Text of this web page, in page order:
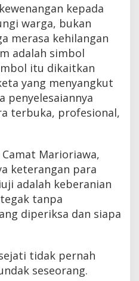
kepada
warga, bukan
merasa kehilangan
adalah simbol
itu dikaitkan
yang menyangkut
penyelesaiannya
terbuka, profesional,
Marioriawa,
keterangan para
adalah keberanian
tanpa
diperiksa dan siapa
tidak pernah
seseorang.